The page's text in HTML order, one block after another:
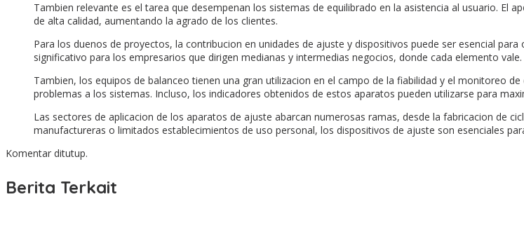
Tambien relevante es el tarea que desempenan los sistemas de equilibrado en la asistencia al usuario. El
de alta calidad, aumentando la agrado de los clientes.
Para los duenos de proyectos, la contribucion en unidades de ajuste y dispositivos puede ser esencial
significativo para los empresarios que dirigen medianas y intermedias negocios, donde cada elemento vale.
Tambien, los equipos de balanceo tienen una gran utilizacion en el campo de la fiabilidad y el monitoreo
problemas a los sistemas. Incluso, los indicadores obtenidos de estos aparatos pueden utilizarse para
Las sectores de aplicacion de los aparatos de ajuste abarcan numerosas ramas, desde la fabricacion de
manufactureras o limitados establecimientos de uso personal, los dispositivos de ajuste son esenciales
Komentar ditutup.
Berita Terkait